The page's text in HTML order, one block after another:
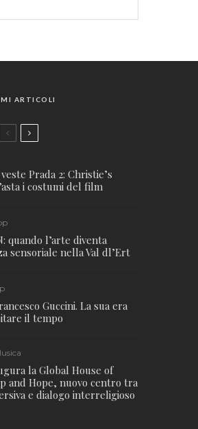
ARTICOLI
Prada 2: Christie’s
i costumi del film
quando l’arte diventa
sensoriale nella Val dl’Ert
Guccini. La sua era
il tempo
la Global House of
and Hope, nuovo centro tra
e dialogo interreligioso